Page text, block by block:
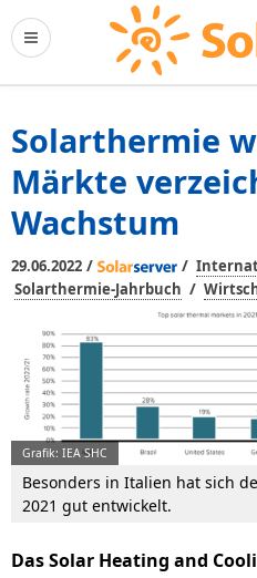
Solarthermie
Märkte
Wachstum
29.06.2022 / /
Solarthermie-Jahrbuch /
Grafik: IEA SHC
Besonders in Italien hat sich
2021 gut entwickelt.
Das Solar Heating and